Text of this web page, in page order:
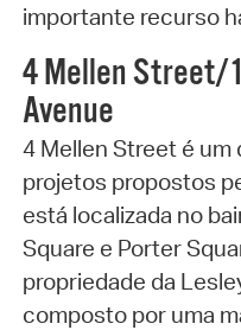
importante recurso
4 Mellen Street/
Avenue
4 Mellen Street é
projetos propostos
está localizada no
Square e Porter
propriedade da
composto por uma